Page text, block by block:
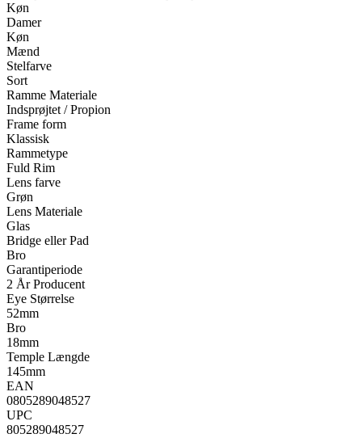
Køn
Damer
Køn
Mænd
Stelfarve
Sort
Ramme Materiale
Indsprøjtet / Propion
Frame form
Klassisk
Rammetype
Fuld Rim
Lens farve
Grøn
Lens Materiale
Glas
Bridge eller Pad
Bro
Garantiperiode
2 År Producent
Eye Størrelse
52mm
Bro
18mm
Temple Længde
145mm
EAN
0805289048527
UPC
805289048527